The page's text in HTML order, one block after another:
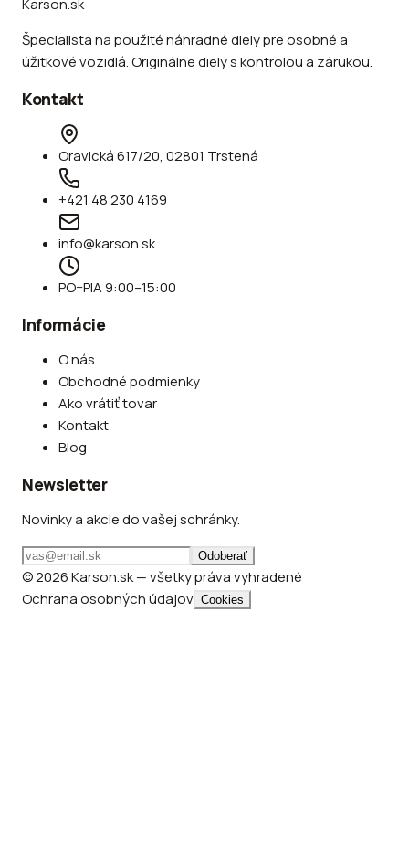
Karson.sk
Špecialista na použité náhradné diely pre osobné a
úžitkové vozidlá. Originálne diely s kontrolou a zárukou.
Kontakt
Oravická 617/20, 02801 Trstená
+421 48 230 4169
info@karson.sk
PO–PIA 9:00–15:00
Informácie
O nás
Obchodné podmienky
Ako vrátiť tovar
Kontakt
Blog
Newsletter
Novinky a akcie do vašej schránky.
Odoberať
© 2026 Karson.sk — všetky práva vyhradené
Ochrana osobných údajov Cookies